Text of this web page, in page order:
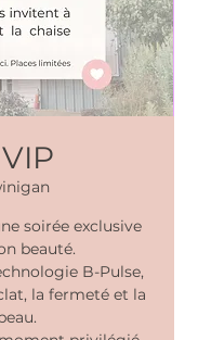
soirée exclusive
beauté.
B-Pulse,
la fermeté et la